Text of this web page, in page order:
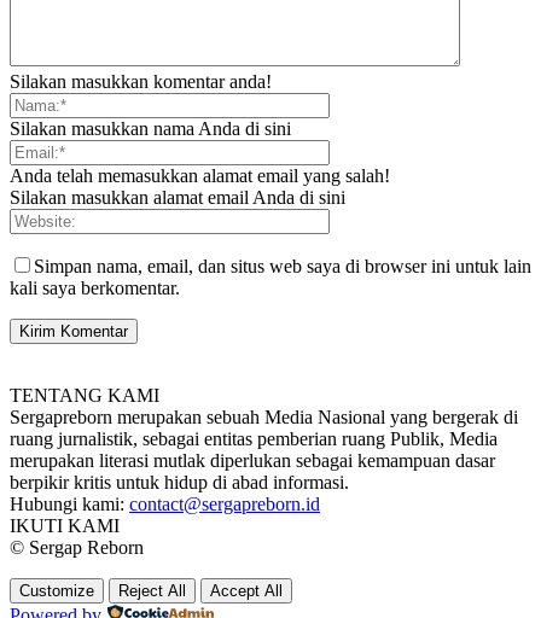
Silakan masukkan komentar anda!
Silakan masukkan nama Anda di sini
Anda telah memasukkan alamat email yang salah!
Silakan masukkan alamat email Anda di sini
Simpan nama, email, dan situs web saya di browser ini untuk lain
kali saya berkomentar.
TENTANG KAMI
Sergapreborn merupakan sebuah Media Nasional yang bergerak di
ruang jurnalistik, sebagai entitas pemberian ruang Publik, Media
merupakan literasi mutlak diperlukan sebagai kemampuan dasar
berpikir kritis untuk hidup di abad informasi.
Hubungi kami: contact@sergapreborn.id
IKUTI KAMI
© Sergap Reborn
Customize Reject All Accept All